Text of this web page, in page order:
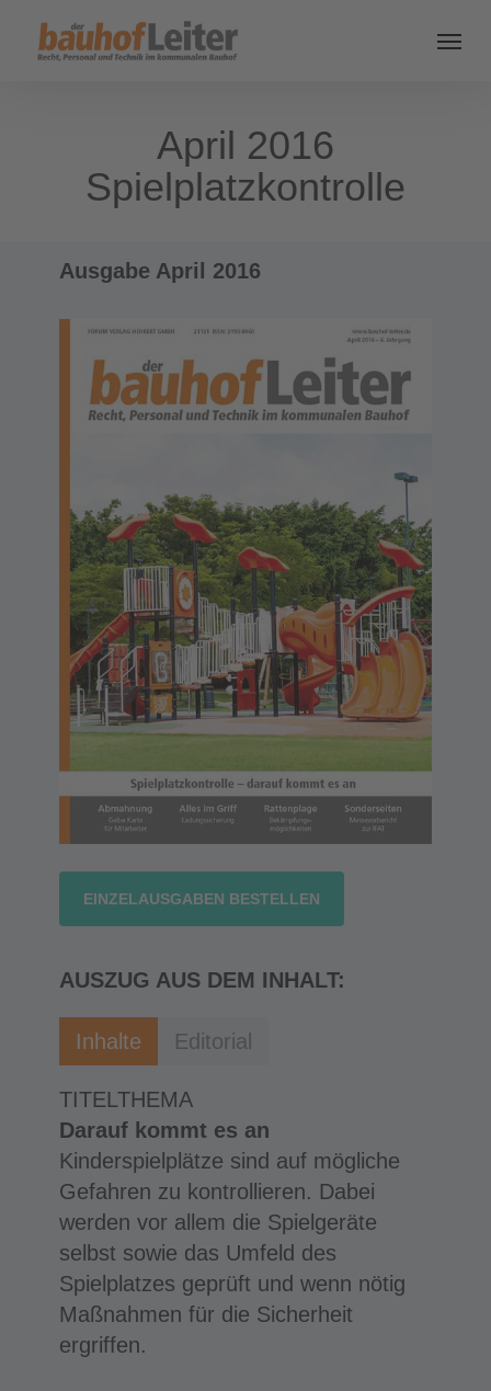
April 2016
Spielplatzkontrolle
Ausgabe April 2016
EINZELAUSGABEN BESTELLEN
AUSZUG AUS DEM INHALT:
Inhalte Editorial
TITELTHEMA
Darauf kommt es an
Kinderspielplätze sind auf mögliche
Gefahren zu kontrollieren. Dabei
werden vor allem die Spielgeräte
selbst sowie das Umfeld des
Spielplatzes geprüft und wenn nötig
Maßnahmen für die Sicherheit
ergriffen.